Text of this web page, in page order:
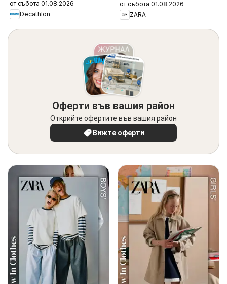
от събота 01.08.2026
Decathlon
от събота 01.08.2026
ZARA
Оферти във вашия район
Открийте офертите във вашия район
Вижте оферти